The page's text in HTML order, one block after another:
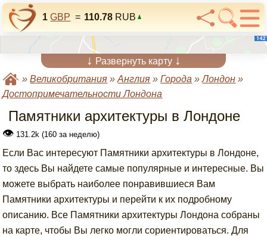
1 GBP = 110.78 RUB
↓ Развернуть карту ↓
»Великобритания »Англия »Города »Лондон »
Достопримечательности Лондона
Памятники архитектуры в Лондоне
👁 131.2k (160 за неделю)
Если Вас интересуют Памятники архитектуры в Лондоне,
то здесь Вы найдете самые популярные и интересные. Вы
можете выбрать наиболее понравившиеся Вам
Памятники архитектуры и перейти к их подробному
описанию. Все Памятники архитектуры Лондона собраны
на карте, чтобы Вы легко могли сориентироваться. Для